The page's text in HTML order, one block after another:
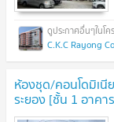
C.K.C Rayong
ห้องชุด/คอนโดมิเนี
ระยอง [ชั้น 1 อาคา